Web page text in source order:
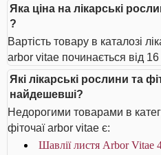
Яка ціна на лікарські
?
Вартість товару в каталозі
arbor vitae починається від 16
Які лікарські рослини та
найдешевші?
Недорогими товарами в
фіточаї arbor vitae є:
Шавлії листя Arbor Vitae